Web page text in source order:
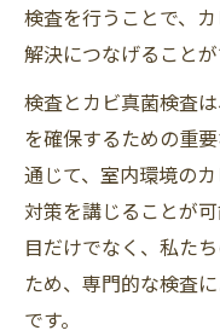
検査を行うことで、
解決につなげることが
検査とカビ真菌検査
を確保するための重
通じて、室内環境の
対策を講じることが
目だけでなく、私た
ため、専門的な検査
です。